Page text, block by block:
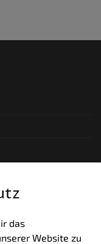
das
Website zu